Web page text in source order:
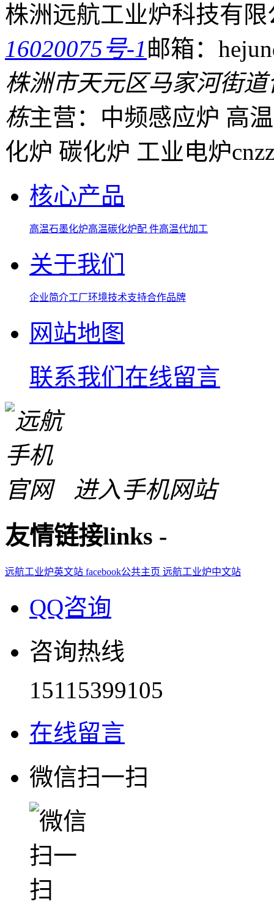
株洲远航工业炉科技有限
16020075号-1邮箱：
株洲市天元区马家河街
栋主营：中频感应炉 高
化炉 碳化炉 工业电炉
核心产品
高温石墨化炉高温碳化炉配 件高温代加工
关于我们
企业简介工厂环境技术支持合作品牌
网站地图
联系我们 在线留言
进入手机网站
友情链接links -
远航工业炉英文站 facebook公共主页 远航工业炉中文站
QQ咨询
咨询热线
15115399105
在线留言
微信扫一扫